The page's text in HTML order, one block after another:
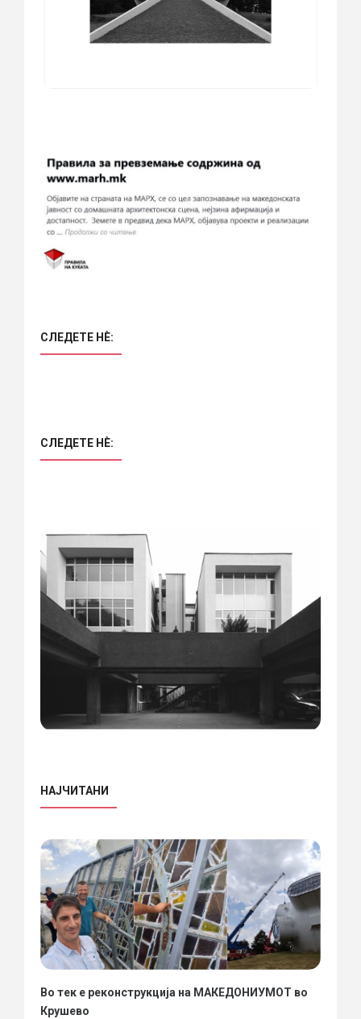
СЛЕДЕТЕ НÈ:
СЛЕДЕТЕ НÈ:
НАЈЧИТАНИ
Во тек е реконструкција на МАКЕДОНИУМОТ во
Крушево